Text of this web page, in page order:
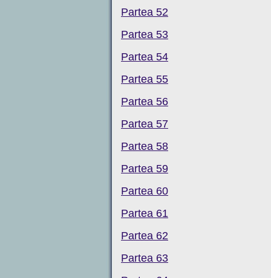
Partea 52
Partea 53
Partea 54
Partea 55
Partea 56
Partea 57
Partea 58
Partea 59
Partea 60
Partea 61
Partea 62
Partea 63